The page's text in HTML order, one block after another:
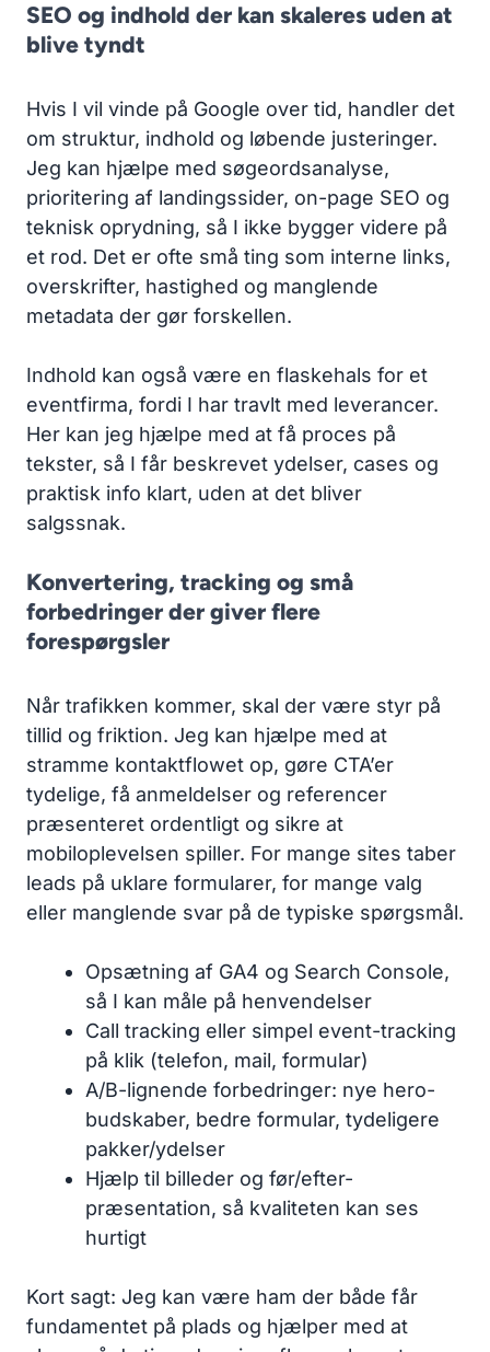
SEO og indhold der kan skaleres uden at
blive tyndt
Hvis I vil vinde på Google over tid, handler det
om struktur, indhold og løbende justeringer.
Jeg kan hjælpe med søgeordsanalyse,
prioritering af landingssider, on-page SEO og
teknisk oprydning, så I ikke bygger videre på
et rod. Det er ofte små ting som interne links,
overskrifter, hastighed og manglende
metadata der gør forskellen.
Indhold kan også være en flaskehals for et
eventfirma, fordi I har travlt med leverancer.
Her kan jeg hjælpe med at få proces på
tekster, så I får beskrevet ydelser, cases og
praktisk info klart, uden at det bliver
salgssnak.
Konvertering, tracking og små
forbedringer der giver flere
forespørgsler
Når trafikken kommer, skal der være styr på
tillid og friktion. Jeg kan hjælpe med at
stramme kontaktflowet op, gøre CTA’er
tydelige, få anmeldelser og referencer
præsenteret ordentligt og sikre at
mobiloplevelsen spiller. For mange sites taber
leads på uklare formularer, for mange valg
eller manglende svar på de typiske spørgsmål.
Opsætning af GA4 og Search Console,
så I kan måle på henvendelser
Call tracking eller simpel event-tracking
på klik (telefon, mail, formular)
A/B-lignende forbedringer: nye hero-
budskaber, bedre formular, tydeligere
pakker/ydelser
Hjælp til billeder og før/efter-
præsentation, så kvaliteten kan ses
hurtigt
Kort sagt: Jeg kan være ham der både får
fundamentet på plads og hjælper med at